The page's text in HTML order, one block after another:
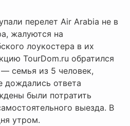
перелет Air Arabia не в
жалуются на
лоукостера в их
TourDom.ru обратился
— семья из 5 человек,
дождались ответа
были потратить
выезда. В
утром.